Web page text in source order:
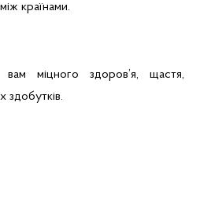
країнами.
міцного здоров’я, щастя,
здобутків.